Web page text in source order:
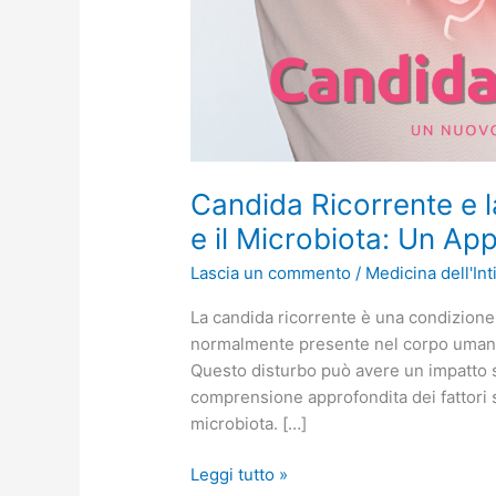
Candida Ricorrente e
e il Microbiota: Un
Lascia un commento / Medicina
La candida ricorrente è una
normalmente presente nel corpo
Questo disturbo può avere un
comprensione approfondita dei fattori
microbiota. […]
Leggi tutto »